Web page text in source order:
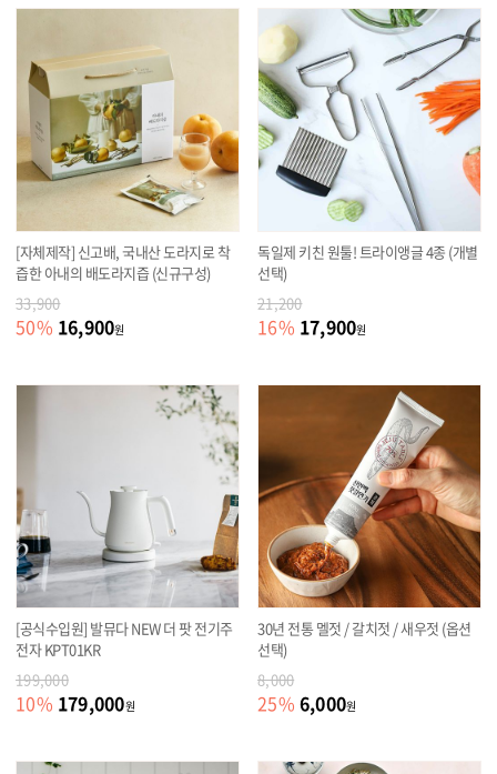
[자체제작] 신고배, 국내산 도라지로 착
즙한 아내의 배도라지즙 (신규구성)
33,900
50% 16,900원
독일제 키친 원툴! 트라이앵글 4종 (개별
선택)
21,200
16% 17,900원
[공식수입원] 발뮤다 NEW 더 팟 전기주
전자 KPT01KR
199,000
10% 179,000원
30년 전통 멜젓 / 갈치젓 / 새우젓 (옵션
선택)
8,000
25% 6,000원